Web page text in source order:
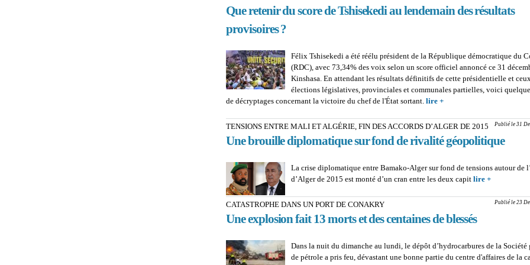
Que retenir du score de Tshisekedi au lendemain des résultats
provisoires ?
Félix Tshisekedi a été réélu président de la République démocratique du
(RDC), avec 73,34% des voix selon un score officiel annoncé ce 31
Kinshasa. En attendant les résultats définitifs de cette présidentielle et
élections législatives, provinciales et communales partielles, voici
de décryptages concernant la victoire du chef de l'État sortant. lire +
lendemain des résultats
Publié le 31
TENSIONS ENTRE MALI ET ALGÉRIE, FIN DES ACCORDS D’ALGER DE 2015
Une brouille diplomatique sur fond de rivalité géopolitique
La crise diplomatique entre Bamako-Alger sur fond de tensions autour de
d’Alger de 2015 est monté d’un cran entre les deux capit lire +
de rivalité
Publié le 23
CATASTROPHE DANS UN PORT DE CONAKRY
Une explosion fait 13 morts et des centaines de blessés
Dans la nuit du dimanche au lundi, le dépôt d’hydrocarbures de la Société
de pétrole a pris feu, dévastant une bonne partie du centre d'affaires de la